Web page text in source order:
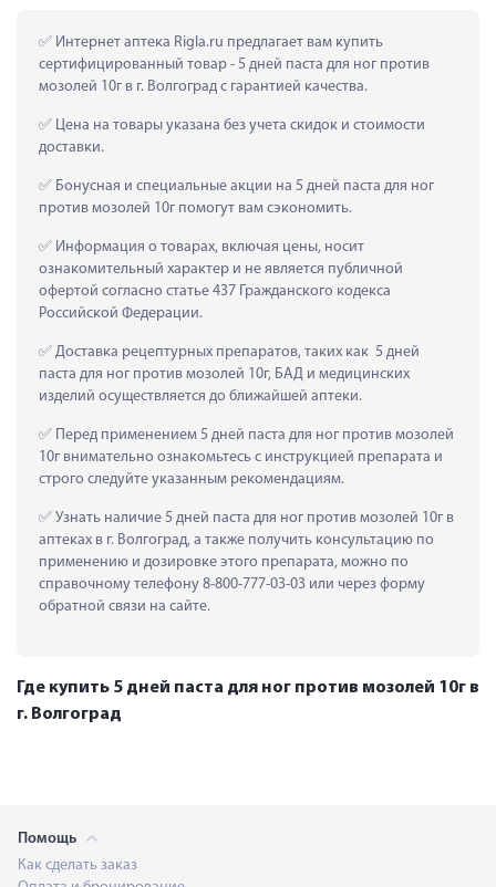
Интернет аптека Rigla.ru предлагает вам купить
сертифицированный товар - 5 дней паста для ног против
мозолей 10г в г. Волгоград с гарантией качества.
Цена на товары указана без учета скидок и стоимости
доставки.
Бонусная и специальные акции на 5 дней паста для ног
против мозолей 10г помогут вам сэкономить.
Информация о товарах, включая цены, носит
ознакомительный характер и не является публичной
офертой согласно статье 437 Гражданского кодекса
Российской Федерации.
Доставка рецептурных препаратов, таких как  5 дней
паста для ног против мозолей 10г, БАД и медицинских
изделий осуществляется до ближайшей аптеки.
Перед применением 5 дней паста для ног против мозолей
10г внимательно ознакомьтесь с инструкцией препарата и
строго следуйте указанным рекомендациям.
Узнать наличие 5 дней паста для ног против мозолей 10г в
аптеках в г. Волгоград, а также получить консультацию по
применению и дозировке этого препарата, можно по
справочному телефону 8-800-777-03-03 или через форму
обратной связи на сайте.
Где купить 5 дней паста для ног против мозолей 10г в
г. Волгоград
Помощь
Как сделать заказ